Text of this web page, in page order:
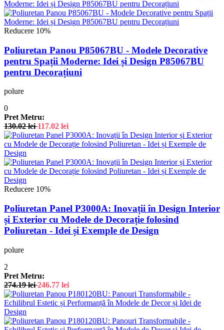
Reducere 10%
Poliuretan Panou P85067BU - Modele Decorative
pentru Spații Moderne: Idei și Design P85067BU
pentru Decorațiuni
polure
0
Pret Metru:
130.02lei 117.02 lei
Reducere 10%
Poliuretan Panel P3000A: Inovații în Design Interior
și Exterior cu Modele de Decorație folosind
Poliuretan - Idei și Exemple de Design
polure
2
Pret Metru:
274.19lei 246.77 lei